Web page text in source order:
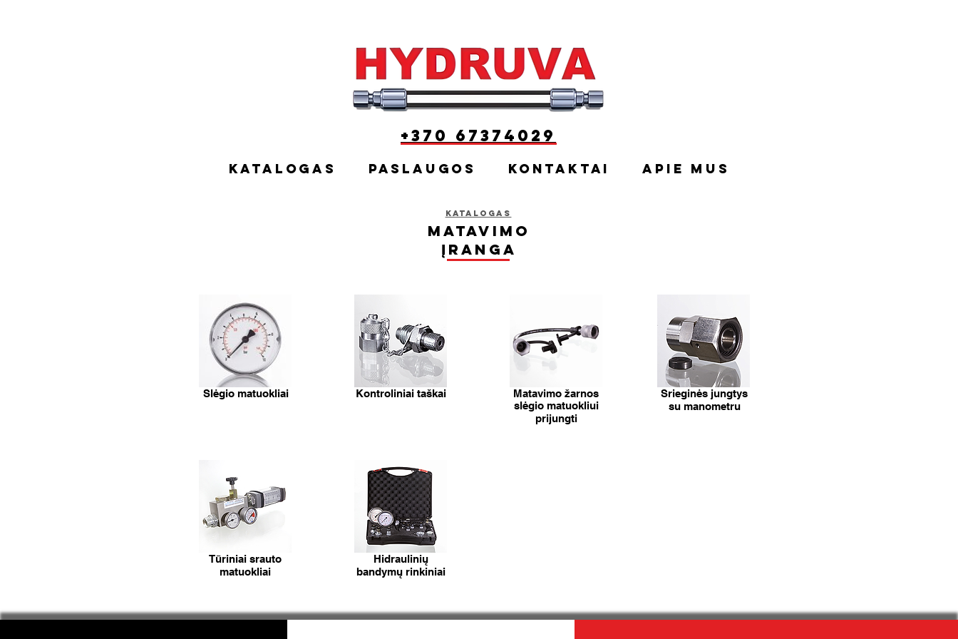
+370 67374029
Katalogas Paslaugos Kontaktai Apie mus
Katalogas
Matavimo
įranga
Slėgio matuokliai Kontroliniai taškai
Matavimo žarnos
slėgio matuokliui
prijungti
Srieginės jungtys
su manometru
Tūriniai srauto
matuokliai
Hidraulinių
bandymų rinkiniai